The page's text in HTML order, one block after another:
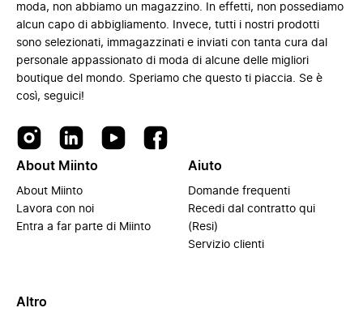
moda, non abbiamo un magazzino. In effetti, non possediamo
alcun capo di abbigliamento. Invece, tutti i nostri prodotti
sono selezionati, immagazzinati e inviati con tanta cura dal
personale appassionato di moda di alcune delle migliori
boutique del mondo. Speriamo che questo ti piaccia. Se è
così, seguici!
About Miinto
About Miinto
Lavora con noi
Entra a far parte di Miinto
Aiuto
Domande frequenti
Recedi dal contratto qui
(Resi)
Servizio clienti
Altro